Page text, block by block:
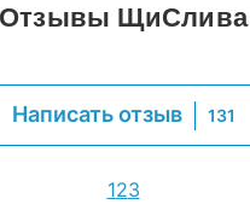
Отзывы ЩиСлива
Написать отзыв 131
123